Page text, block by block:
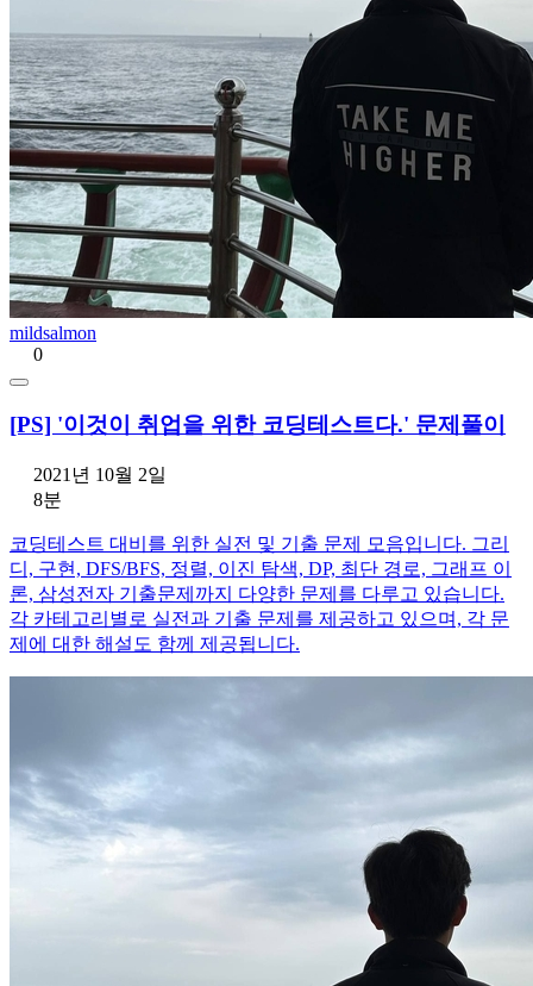
mildsalmon
0
[PS] '이것이 취업을 위한 코딩테스트다.' 문제풀이
2021년 10월 2일
8분
코딩테스트 대비를 위한 실전 및 기출 문제 모음입니다. 그리
디, 구현, DFS/BFS, 정렬, 이진 탐색, DP, 최단 경로, 그래프 이
론, 삼성전자 기출문제까지 다양한 문제를 다루고 있습니다.
각 카테고리별로 실전과 기출 문제를 제공하고 있으며, 각 문
제에 대한 해설도 함께 제공됩니다.